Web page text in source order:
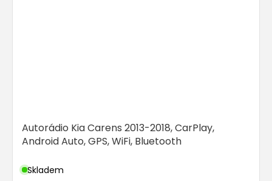
Autorádio Kia Carens 2013-2018, CarPlay,
Android Auto, GPS, WiFi, Bluetooth
Skladem